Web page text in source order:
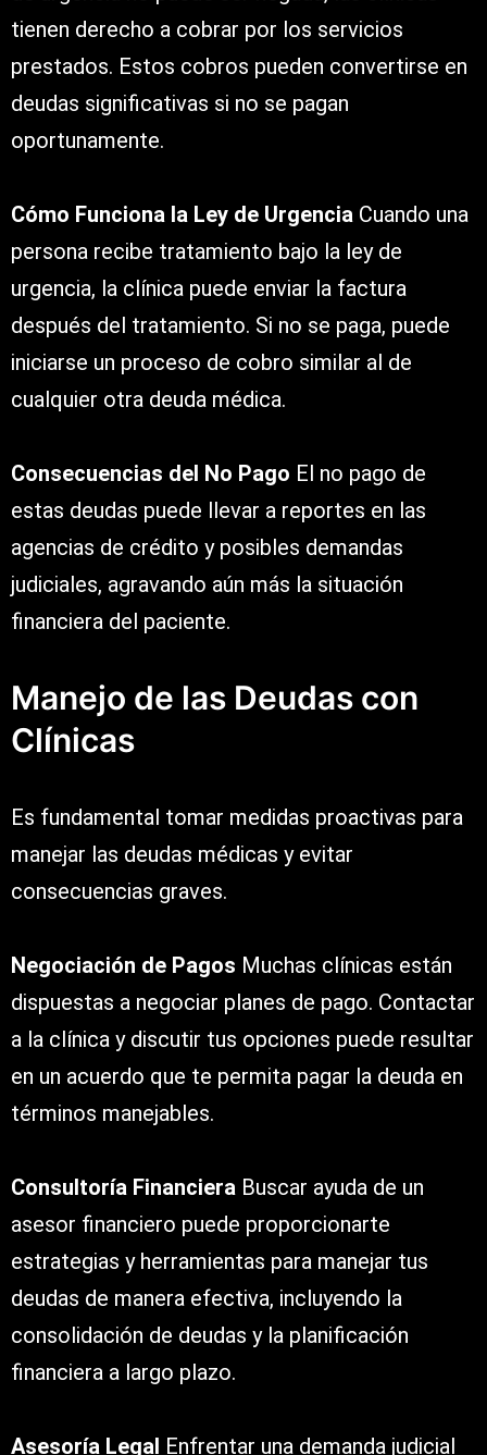
tienen derecho a cobrar por los servicios
prestados. Estos cobros pueden convertirse en
deudas significativas si no se pagan
oportunamente.
Cómo Funciona la Ley de Urgencia Cuando una
persona recibe tratamiento bajo la ley de
urgencia, la clínica puede enviar la factura
después del tratamiento. Si no se paga, puede
iniciarse un proceso de cobro similar al de
cualquier otra deuda médica.
Consecuencias del No Pago El no pago de
estas deudas puede llevar a reportes en las
agencias de crédito y posibles demandas
judiciales, agravando aún más la situación
financiera del paciente.
Manejo de las Deudas con
Clínicas
Es fundamental tomar medidas proactivas para
manejar las deudas médicas y evitar
consecuencias graves.
Negociación de Pagos Muchas clínicas están
dispuestas a negociar planes de pago. Contactar
a la clínica y discutir tus opciones puede resultar
en un acuerdo que te permita pagar la deuda en
términos manejables.
Consultoría Financiera Buscar ayuda de un
asesor financiero puede proporcionarte
estrategias y herramientas para manejar tus
deudas de manera efectiva, incluyendo la
consolidación de deudas y la planificación
financiera a largo plazo.
Asesoría Legal Enfrentar una demanda judicial